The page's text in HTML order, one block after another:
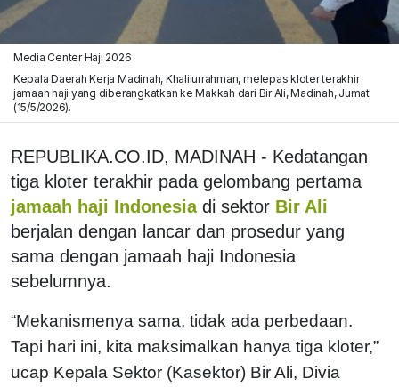
Media Center Haji 2026
Kepala Daerah Kerja Madinah, Khalilurrahman, melepas kloter terakhir
jamaah haji yang diberangkatkan ke Makkah dari Bir Ali, Madinah, Jumat
(15/5/2026).
REPUBLIKA.CO.ID, MADINAH - Kedatangan
tiga kloter terakhir pada gelombang pertama
jamaah haji Indonesia di sektor Bir Ali
berjalan dengan lancar dan prosedur yang
sama dengan jamaah haji Indonesia
sebelumnya.
“Mekanismenya sama, tidak ada perbedaan.
Tapi hari ini, kita maksimalkan hanya tiga kloter,”
ucap Kepala Sektor (Kasektor) Bir Ali, Divia